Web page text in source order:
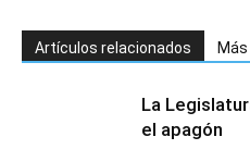
Artículos relacionados
La
el apagón